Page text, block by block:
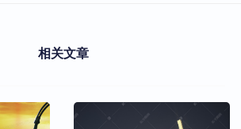
相关文章